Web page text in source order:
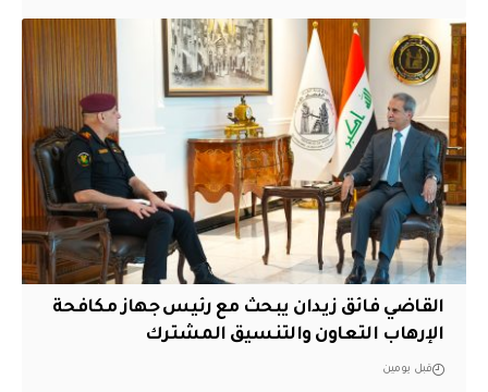
القاضي فائق زيدان يبحث مع رئيس جهاز مكافحة
الإرهاب التعاون والتنسيق المشترك
قبل يومين